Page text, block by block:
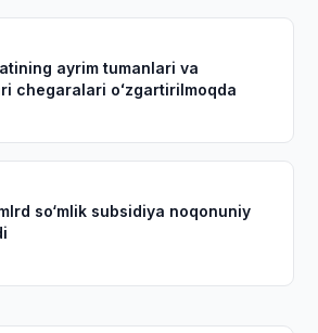
ayrim tumanlari va
chegaralari oʻzgartirilmoqda
so‘mlik subsidiya noqonuniy